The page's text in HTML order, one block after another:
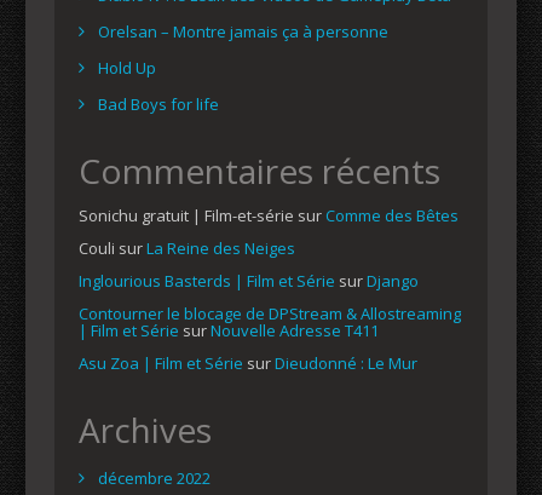
Orelsan – Montre jamais ça à personne
Hold Up
Bad Boys for life
Commentaires récents
Sonichu gratuit | Film-et-série sur Comme des Bêtes
Couli surLa Reine des Neiges
Inglourious Basterds | Film et Série surDjango
Contourner le blocage de DPStream & Allostreaming
| Film et Série surNouvelle Adresse T411
Asu Zoa | Film et Série surDieudonné : Le Mur
Archives
décembre 2022